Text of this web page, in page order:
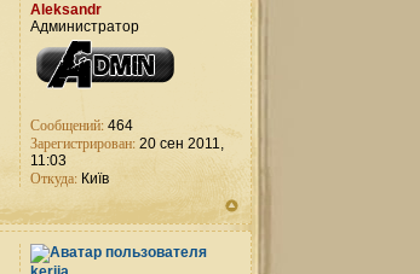
Aleksandr
Администратор
Сообщений: 464
Зарегистрирован: 20 сен 2011,
11:03
Откуда: Київ